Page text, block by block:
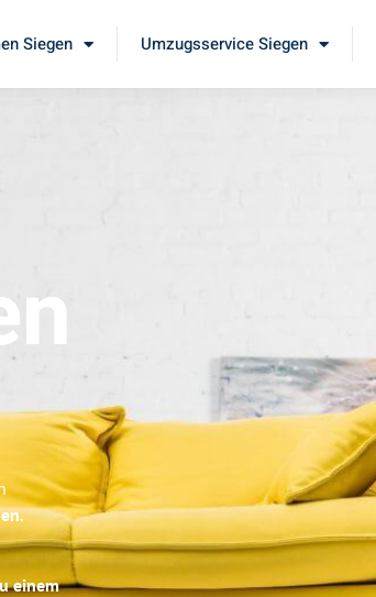
Siegen Umzugsservice Siegen
.
einem